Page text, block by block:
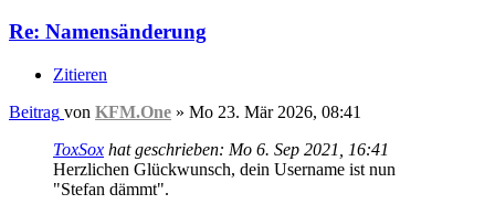
Re: Namensänderung
Zitieren
Beitrag von KFM.One » Mo 23. Mär 2026, 08:41
ToxSox hat geschrieben: Mo 6. Sep 2021, 16:41
Herzlichen Glückwunsch, dein Username ist nun
"Stefan dämmt".